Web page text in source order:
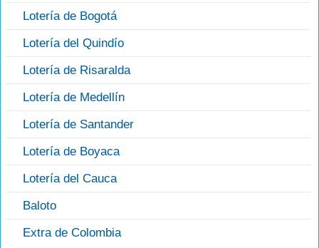
Lotería de Bogotá
Lotería del Quindío
Lotería de Risaralda
Lotería de Medellín
Lotería de Santander
Lotería de Boyaca
Lotería del Cauca
Baloto
Extra de Colombia